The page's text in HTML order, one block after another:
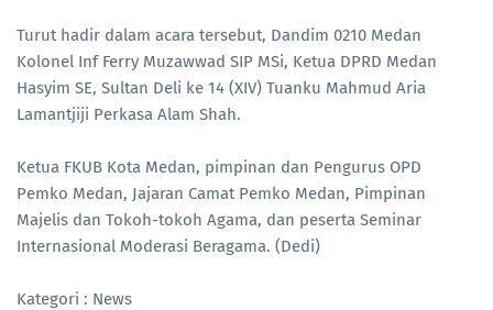
Turut hadir dalam acara tersebut, Dandim 0210 Medan
Kolonel Inf Ferry Muzawwad SIP MSi, Ketua DPRD Medan
Hasyim SE, Sultan Deli ke 14 (XIV) Tuanku Mahmud Aria
Lamantjiji Perkasa Alam Shah.
Ketua FKUB Kota Medan, pimpinan dan Pengurus OPD
Pemko Medan, Jajaran Camat Pemko Medan, Pimpinan
Majelis dan Tokoh-tokoh Agama, dan peserta Seminar
Internasional Moderasi Beragama. (Dedi)
Kategori : News